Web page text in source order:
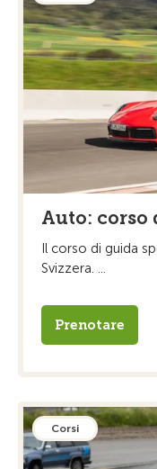
Auto: corso
Il corso di guida
Svizzera. ...
Prenotare
Corsi